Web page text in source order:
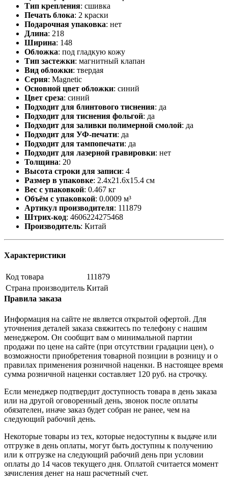
Тип крепления: сшивка
Печать блока: 2 краски
Подарочная упаковка: нет
Длина: 218
Ширина: 148
Обложка: под гладкую кожу
Тип застежки: магнитный клапан
Вид обложки: твердая
Серия: Magnetic
Основной цвет обложки: синий
Цвет среза: синий
Подходит для блинтового тиснения: да
Подходит для тиснения фольгой: да
Подходит для заливки полимерной смолой: да
Подходит для УФ-печати: да
Подходит для тампопечати: да
Подходит для лазерной гравировки: нет
Толщина: 20
Высота строки для записи: 4
Размер в упаковке: 2.4x21.6x15.4 см
Вес с упаковкой: 0.467 кг
Объём с упаковкой: 0.0009 м³
Артикул производителя: 111879
Штрих-код: 4606224275468
Производитель: Китай
Характеристики
Код товара
111879
Страна производитель Китай
Правила заказа
Информация на сайте не является открытой офертой. Для
уточнения деталей заказа свяжитесь по телефону с нашим
менеджером. Он сообщит вам о минимальной партии
продажи по цене на сайте (при отсутствии градации цен), о
возможности приобретения товарной позиции в розницу и о
правилах применения розничной наценки. В настоящее время
сумма розничной наценки составляет 120 руб. на строчку.
Если менеджер подтвердит доступность товара в день заказа
или на другой оговоренный день, звонок после оплаты
обязателен, иначе заказ будет собран не ранее, чем на
следующий рабочий день.
Некоторые товары из тех, которые недоступны к выдаче или
отгрузке в день оплаты, могут быть доступны к получению
или к отгрузке на следующий рабочий день при условии
оплаты до 14 часов текущего дня. Оплатой считается момент
зачисления денег на наш расчетный счет.